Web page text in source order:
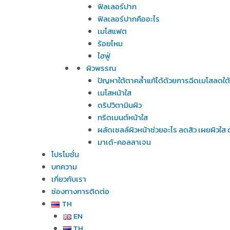
ฟิลเลอร์ปาก
ฟิลเลอร์ปากคืออะไร
เมโสแฟต
ร้อยไหม
ไฮฟู่
ผิวพรรณ
ปัญหาใต้ตาคล้ำแก้ได้ด้วยการฉีดเมโสลดใ
เมโสหน้าใส
ดริปวิตามินผิว
ทรีตเมนต์หน้าใส
ผลัดเซลล์ผิวหน้าช่วยอะไร ลดสิว เผยผิวใ
มาเด้-คอลลาเจน
โปรโมชั่น
บทความ
เกี่ยวกับเรา
ช่องทางการติดต่อ
TH
EN